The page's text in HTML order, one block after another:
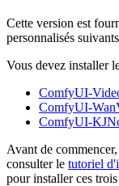
Cette version est
personnalisés
Vous devez installer
ComfyUI-
ComfyUI-
ComfyUI-
Avant de
consulter le tutoriel
pour installer ces